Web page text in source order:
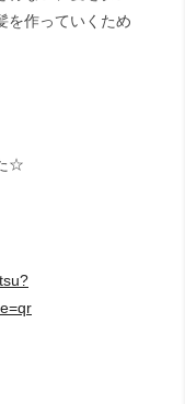
を作っていくため
☆